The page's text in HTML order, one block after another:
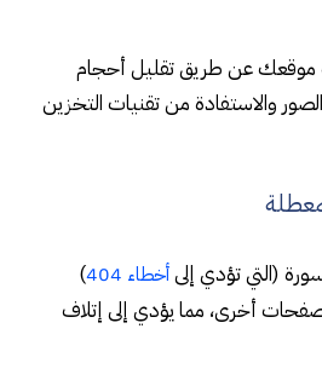
عن طريق تقليل أحجام
والاستفادة من تقنيات التخزين
(التي تؤدي إلىأخطاء 404
)
أخرى، مما يؤدي إلى إتلاف